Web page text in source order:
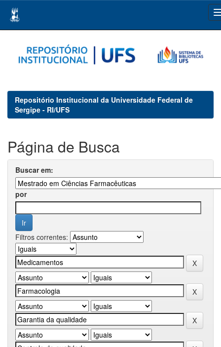
navigation
Repositório Institucional da Universidade Federal de
Sergipe - RI/UFS
Página de Busca
Buscar em:
por
Filtros correntes: